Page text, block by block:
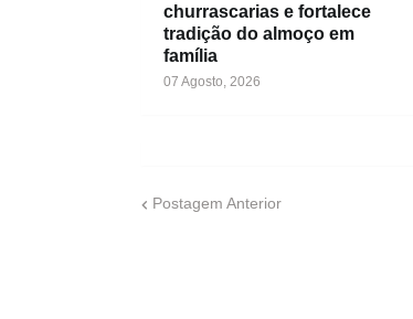
churrascarias e fortalece
tradição do almoço em
família
07 Agosto, 2026
Postagem Anterior